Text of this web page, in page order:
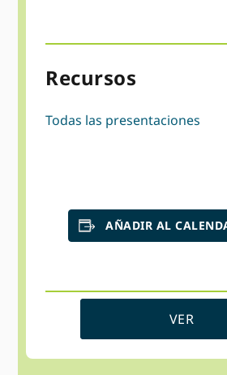
Recursos
Todas las presentaciones
AÑADIR AL
VER